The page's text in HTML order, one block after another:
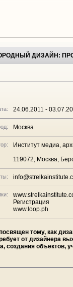
ДИЗАЙН:
24.06.2011 -
Москва
Институт медиа,
119072, Москва,
Регистрация
www.loop.ph
тому, как
от дизайнера
создания объектов,